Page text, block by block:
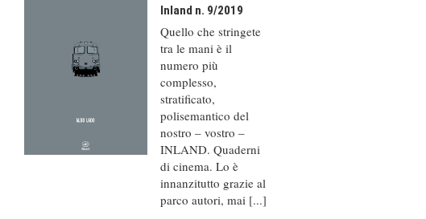
Inland n. 9/2019
Quello che stringete
tra le mani è il
numero più
complesso,
stratificato,
polisemantico del
nostro – vostro –
INLAND. Quaderni
di cinema. Lo è
innanzitutto grazie al
parco autori, mai [...]